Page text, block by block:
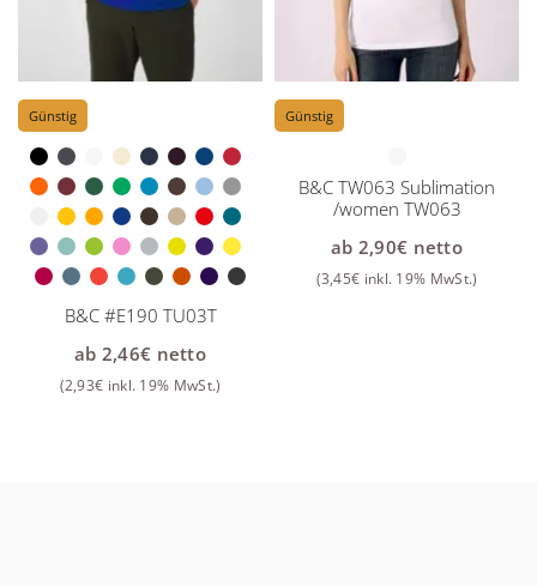
Günstig
B&C #E190 TU03T
ab 2,46€ netto
(2,93€ inkl. 19% MwSt.)
Günstig
B&C TW063 Sublimation
/women TW063
ab 2,90€ netto
(3,45€ inkl. 19% MwSt.)